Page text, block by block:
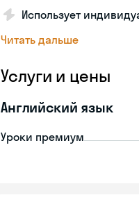
Использует
Читать дальше
Услуги и цены
Английский язык
Уроки премиум